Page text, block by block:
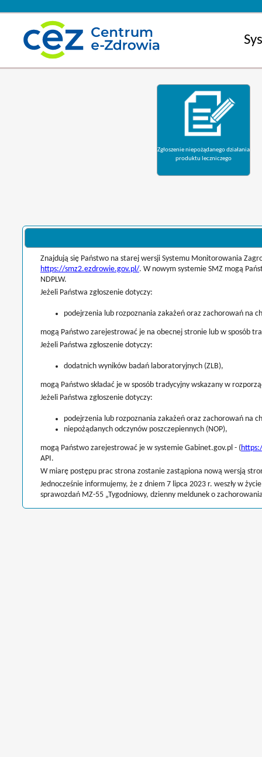
Zgłoszenie niepożądanego działania
produktu leczniczego
Znajdują się Państwo na starej wersji Systemu Monitorowania
https://smz2.ezdrowie.gov.pl/. W nowym systemie SMZ mogą
NDPLW.
Jeżeli Państwa zgłoszenie dotyczy:
podejrzenia lub rozpoznania zakażeń oraz zachorowań na
mogą Państwo zarejestrować je na obecnej stronie lub w sposób
Jeżeli Państwa zgłoszenie dotyczy:
dodatnich wyników badań laboratoryjnych (ZLB),
mogą Państwo składać je w sposób tradycyjny wskazany w
Jeżeli Państwa zgłoszenie dotyczy:
podejrzenia lub rozpoznania zakażeń oraz zachorowań na
niepożądanych odczynów poszczepiennych (NOP),
mogą Państwo zarejestrować je w systemie Gabinet.gov.pl - (
API.
W miarę postępu prac strona zostanie zastąpiona nową wersją
Jednocześnie informujemy, że z dniem 7 lipca 2023 r. weszły w
sprawozdań MZ-55 „Tygodniowy, dzienny meldunek o